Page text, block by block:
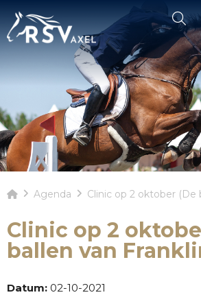
Agenda Clinic op 2 oktober (De
Clinic op 2
ballen van
Datum: 02-10-2021